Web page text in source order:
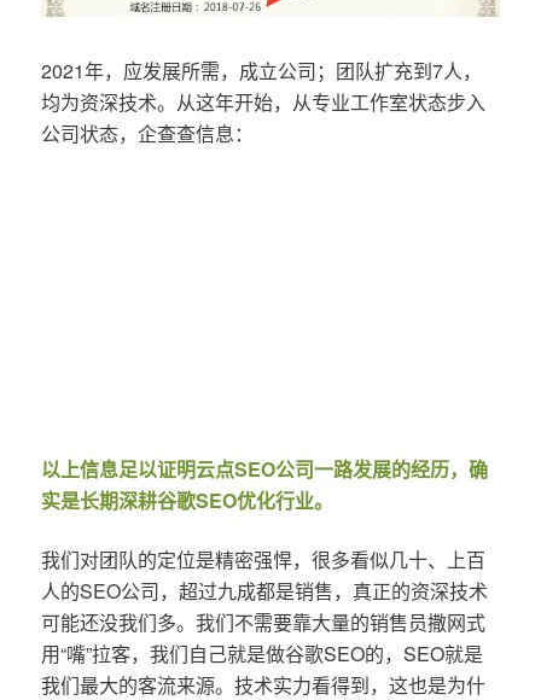
2021年，应发展所需，成立公司；团队扩充到7人，
均为资深技术。从这年开始，从专业工作室状态步入
公司状态，企查查信息：
以上信息足以证明云点SEO公司一路发展的经历，确
实是长期深耕谷歌SEO优化行业。
我们对团队的定位是精密强悍，很多看似几十、上百
人的SEO公司，超过九成都是销售，真正的资深技术
可能还没我们多。我们不需要靠大量的销售员撒网式
用“嘴”拉客，我们自己就是做谷歌SEO的，SEO就是
我们最大的客流来源。技术实力看得到，这也是为什